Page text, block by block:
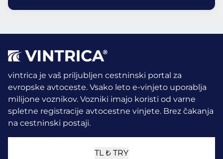
vintrica je vaš priljubljen cestninski portal za
evropske avtoceste. Vsako leto e-vinjeto uporablja
milijone voznikov. Vozniki imajo koristi od varne
spletne registracije avtocestne vinjete. Brez čakanja
na cestninski postaji.
TL ₺ TRY